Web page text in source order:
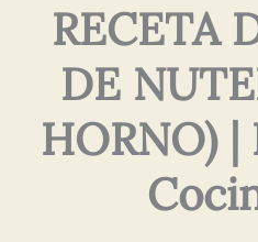
RECETA
DE
HORNO)